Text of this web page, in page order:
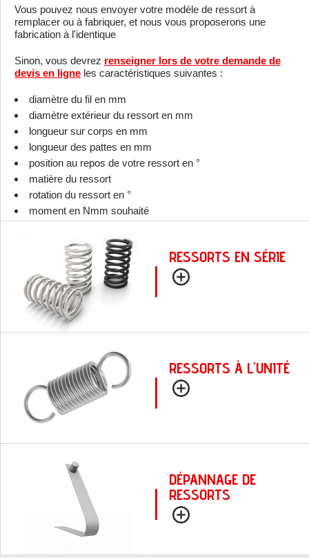
Vous pouvez nous envoyer votre modèle de ressort à
remplacer ou à fabriquer, et nous vous proposerons une
fabrication à l'identique
Sinon, vous devrez renseigner lors de votre demande de
devis en ligne les caractéristiques suivantes :
diamètre du fil en mm
diamètre extérieur du ressort en mm
longueur sur corps en mm
longueur des pattes en mm
position au repos de votre ressort en °
matière du ressort
rotation du ressort en °
moment en Nmm souhaité
RESSORTS EN SÉRIE
RESSORTS À L'UNITÉ
DÉPANNAGE DE
RESSORTS